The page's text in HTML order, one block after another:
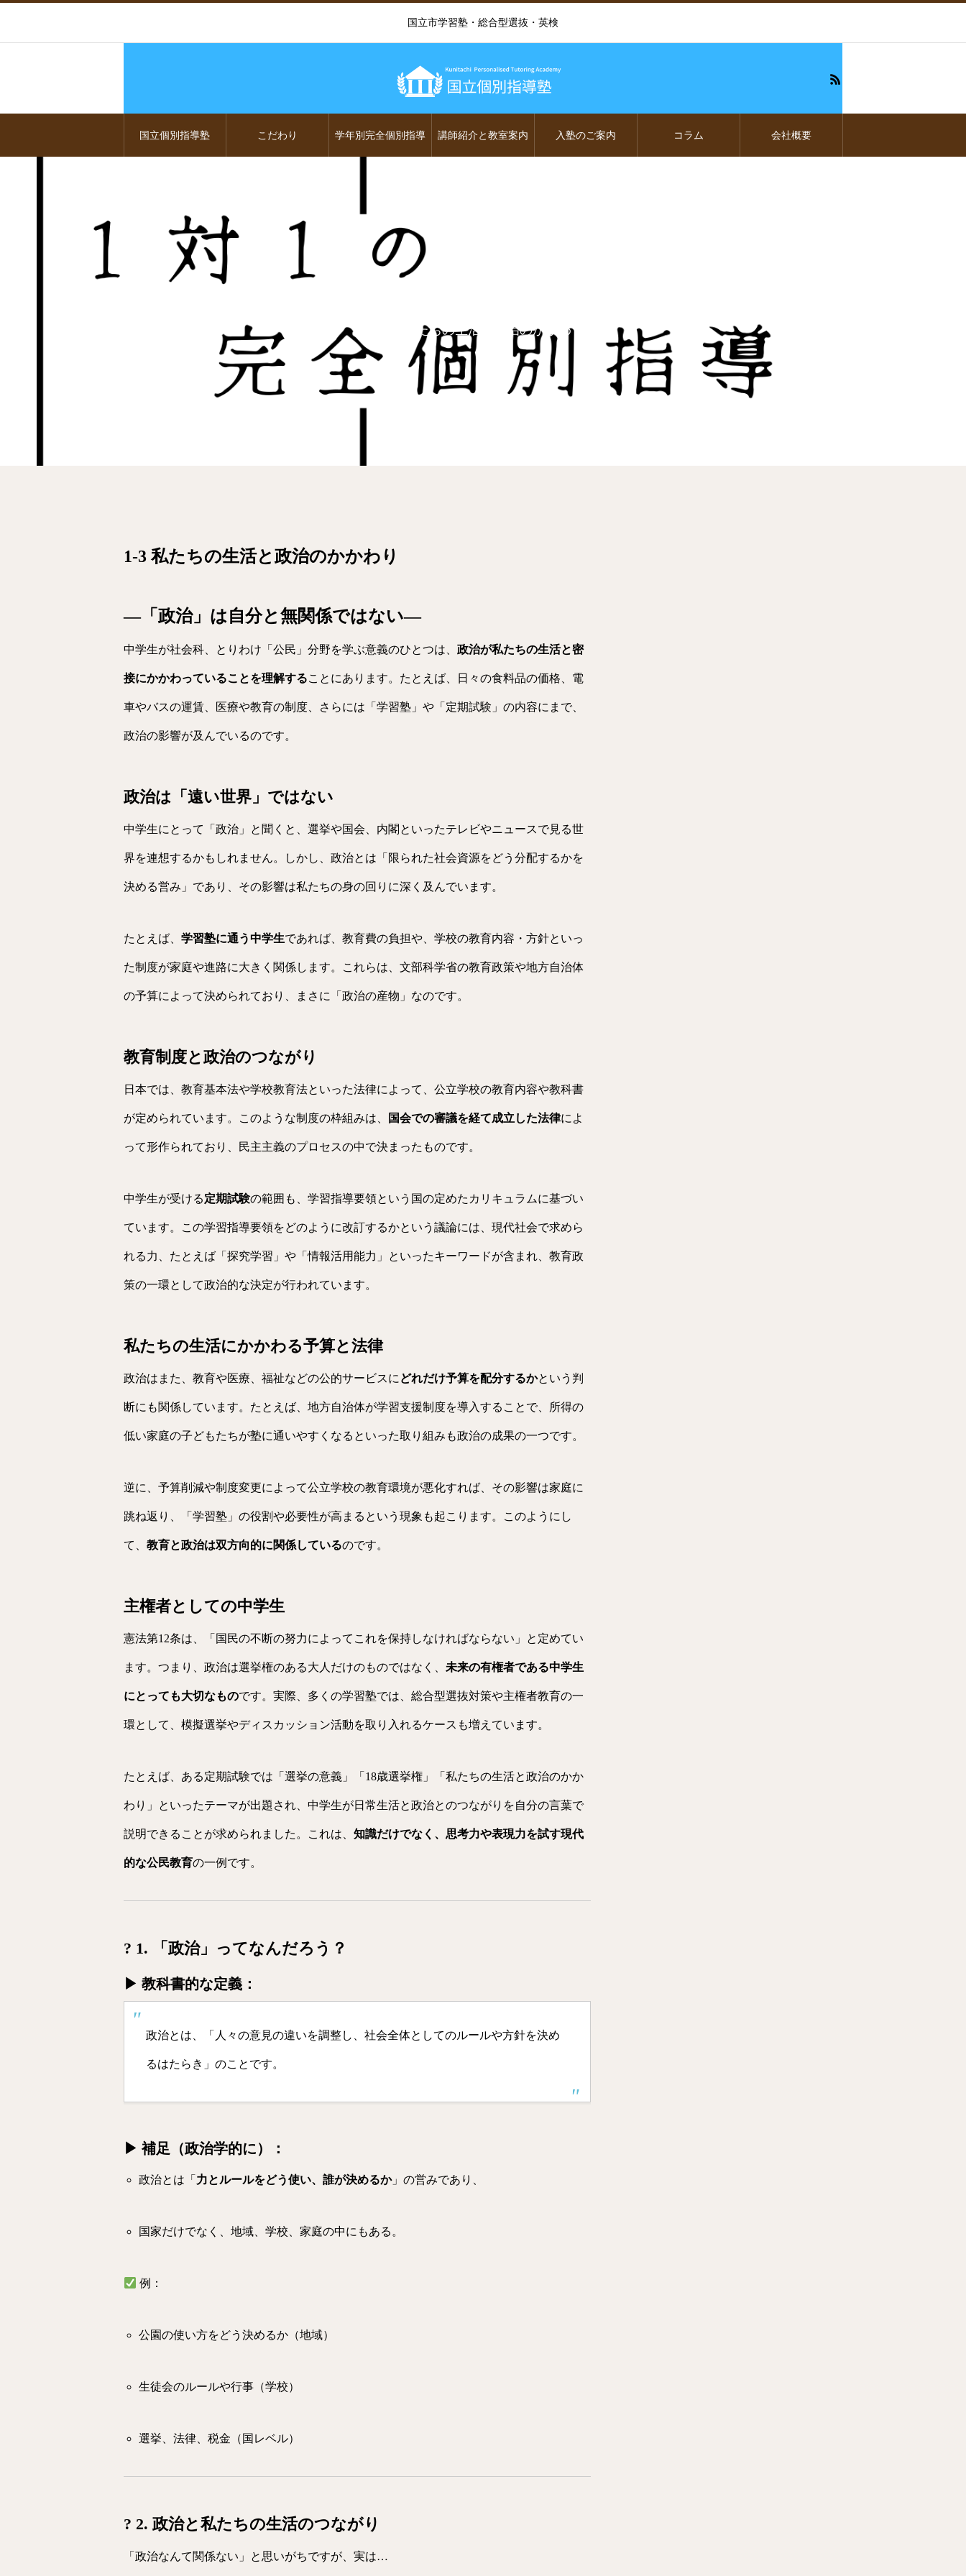
国立市学習塾・総合型選抜・英検
国立個別指導塾 こだわり 学年別完全個別指導 講師紹介と教室案内 入塾のご案内 コラム 会社概要
1-3 私たちの生活と政治のかかわり
1-3 私たちの生活と政治のかかわり
―「政治」は自分と無関係ではない―
中学生が社会科、とりわけ「公民」分野を学ぶ意義のひとつは、 政治が私たちの生活と密
接にかかわっていることを理解することにあります。たとえば、日々の食料品の価格、電
車やバスの運賃、医療や教育の制度、さらには「学習塾」や「定期試験」の内容にまで、
政治の影響が及んでいるのです。
政治は「遠い世界」ではない
中学生にとって「政治」と聞くと、選挙や国会、内閣といったテレビやニュースで見る世
界を連想するかもしれません。しかし、政治とは「限られた社会資源をどう分配するかを
決める営み」であり、その影響は私たちの身の回りに深く及んでいます。
たとえば、 学習塾に通う中学生であれば、教育費の負担や、学校の教育内容・方針といっ
た制度が家庭や進路に大きく関係します。これらは、文部科学省の教育政策や地方自治体
の予算によって決められており、まさに「政治の産物」なのです。
教育制度と政治のつながり
日本では、教育基本法や学校教育法といった法律によって、公立学校の教育内容や教科書
が定められています。このような制度の枠組みは、 国会での審議を経て成立した法律によ
って形作られており、民主主義のプロセスの中で決まったものです。
中学生が受ける定期試験の範囲も、学習指導要領という国の定めたカリキュラムに基づい
ています。この学習指導要領をどのように改訂するかという議論には、現代社会で求めら
れる力、たとえば「探究学習」や「情報活用能力」といったキーワードが含まれ、教育政
策の一環として政治的な決定が行われています。
私たちの生活にかかわる予算と法律
政治はまた、教育や医療、福祉などの公的サービスに どれだけ予算を配分するかという判
断にも関係しています。たとえば、地方自治体が学習支援制度を導入することで、所得の
低い家庭の子どもたちが塾に通いやすくなるといった取り組みも政治の成果の一つです。
逆に、予算削減や制度変更によって公立学校の教育環境が悪化すれば、その影響は家庭に
跳ね返り、「学習塾」の役割や必要性が高まるという現象も起こります。このようにし
て、 教育と政治は双方向的に関係しているのです。
主権者としての中学生
憲法第12条は、「国民の不断の努力によってこれを保持しなければならない」と定めてい
ます。つまり、政治は選挙権のある大人だけのものではなく、 未来の有権者である中学生
にとっても大切なものです。実際、多くの学習塾では、総合型選抜対策や主権者教育の一
環として、模擬選挙やディスカッション活動を取り入れるケースも増えています。
たとえば、ある定期試験では「選挙の意義」「18歳選挙権」「私たちの生活と政治のかか
わり」といったテーマが出題され、中学生が日常生活と政治とのつながりを自分の言葉で
説明できることが求められました。これは、 知識だけでなく、思考力や表現力を試す現代
的な公民教育の一例です。
? 1. 「政治」ってなんだろう？
▶ 教科書的な定義：
政治とは、「人々の意見の違いを調整し、社会全体としてのルールや方針を決め
るはたらき」のことです。
▶ 補足（政治学的に）：
政治とは「 力とルールをどう使い、誰が決めるか」の営みであり、
国家だけでなく、地域、学校、家庭の中にもある。
例：
公園の使い方をどう決めるか（地域）
生徒会のルールや行事（学校）
選挙、法律、税金（国レベル）
? 2. 政治と私たちの生活のつながり
「政治なんて関係ない」と思いがちですが、実は…